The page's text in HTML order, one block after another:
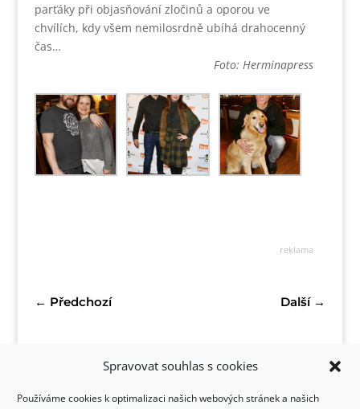
Spravovat souhlas s cookies
Používáme cookies k optimalizaci našich webových stránek a našich
parťáky při objasňování zločinů a oporou ve
chvílích, kdy všem nemilosrdně ubíhá drahocenný
čas…
Foto: Herminapress
reklama
← Předchozí Další→